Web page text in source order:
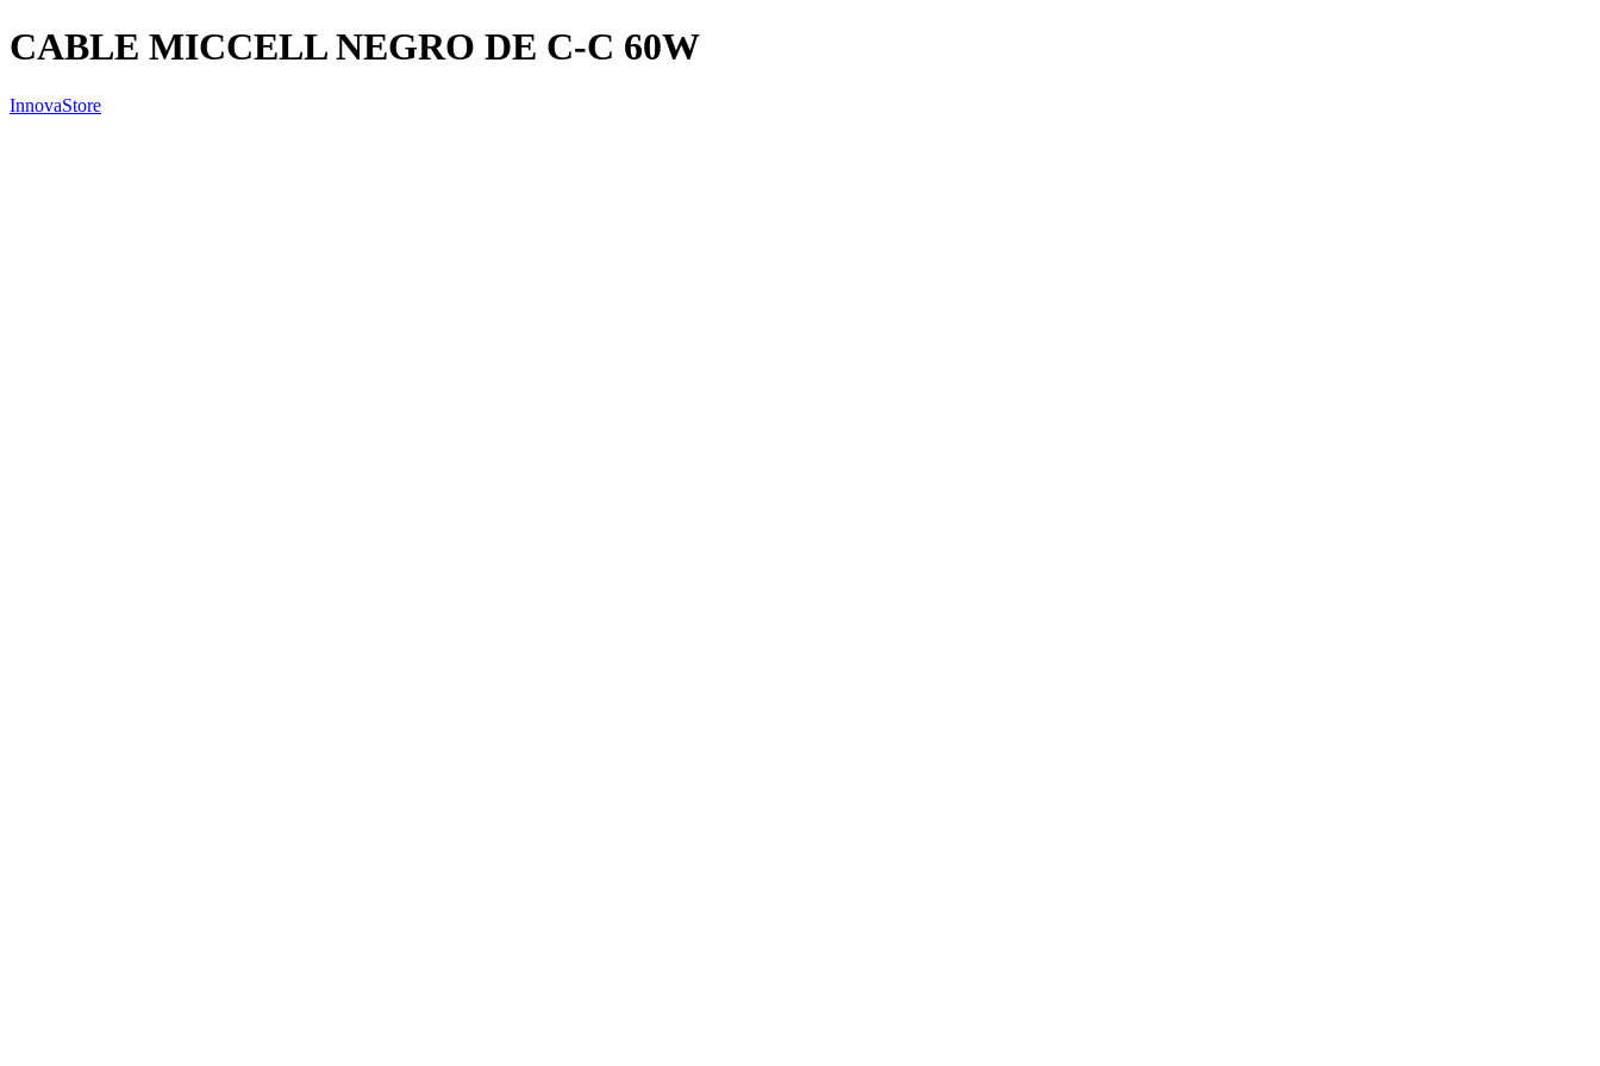
CABLE MICCELL NEGRO DE C-C 60W
InnovaStore